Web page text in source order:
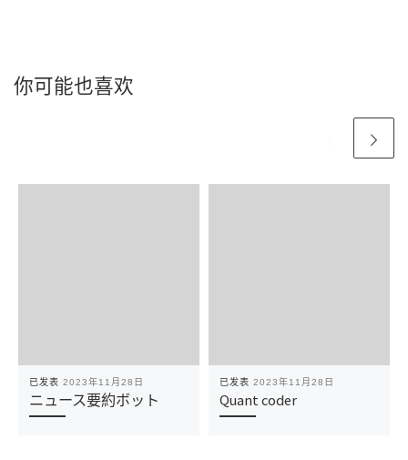
你可能也喜欢
已发表 2023年11月28日
ニュース要約ボット
已发表 2023年11月28日
Quant coder